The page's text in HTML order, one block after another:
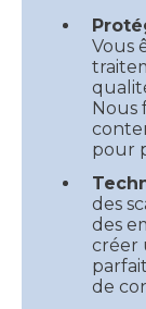
Vous
Nous
pour
des
des
créer
de